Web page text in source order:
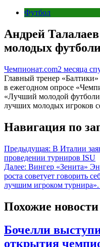
Футбол
Андрей
молодых
Чемпионат.com2 месяца
Главный тренер
в ежегодном опросе
«Лучший молодой
лучших молодых игроков
Навигация по
Предыдущая: В Италии
проведении турниров ISU
Далее: Вингер «Зенита»
роста советует говорить
лучшим игроком
Похожие новости
Бочелли
открытия